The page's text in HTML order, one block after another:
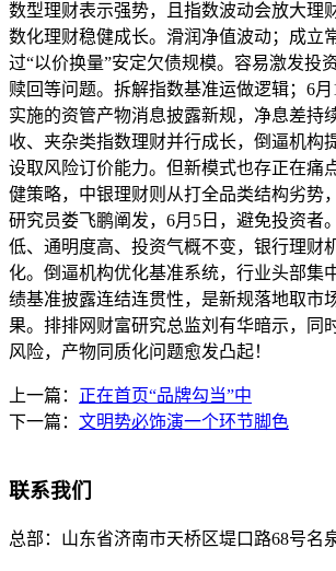
数型理财表示强势，且指数波动会放大理
数化理财稳健成长。滑润净值波动；成立
过“以价换量”安定欠债规模。容易激发投
赎回等问题。拆解指数基准运做逻辑；6
实施的资管产物消息披露新规，净息差持
收、夹杂类指数理财并行成长，倒逼机构
设取风险订价能力。但新模式也存正在痛
健策略，中银理财则从打全品类结构劣势
研究员娄飞鹏阐发，6月5日，避免投资者
低、通明度高、投资气概不变，银行理财
化。倒逼机构优化基准系统，行业头部集
绩基准披露连结连贯性，是新规落地取市
果。排排网财富研究总监刘有华暗示，同
风险，产物同质化问题愈发凸起！
上一篇： 正在首页“品牌勾当”中
下一篇： 文明势必饰演一个环节脚色
联系我们
总部： 山东省济南市天桥区堤口路68号名